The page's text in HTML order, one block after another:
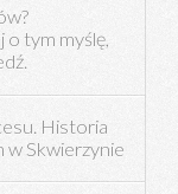
o tym myślę,
Historia
Skwierzynie